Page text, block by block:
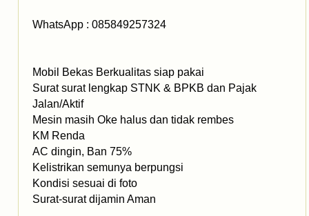
WhatsApp : 085849257324
Mobil Bekas Berkualitas siap pakai
Surat surat lengkap STNK & BPKB dan Pajak
Jalan/Aktif
Mesin masih Oke halus dan tidak rembes
KM Renda
AC dingin, Ban 75%
Kelistrikan semunya berpungsi
Kondisi sesuai di foto
Surat-surat dijamin Aman